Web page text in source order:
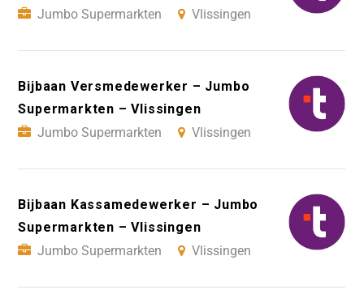
Jumbo Supermarkten
Vlissingen
Bijbaan Versmedewerker – Jumbo
Supermarkten – Vlissingen
Jumbo Supermarkten
Vlissingen
Bijbaan Kassamedewerker – Jumbo
Supermarkten – Vlissingen
Jumbo Supermarkten
Vlissingen